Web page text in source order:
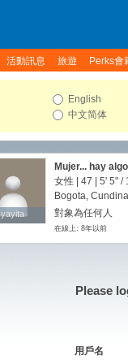
活動訊息 旅遊 Perks會
English
中文简体
yayita
yayita
Mujer... hay
女性 | 47 | 5' 5" /
Bogota,
對象為任何人
在線上: 8年以前
Please
用戶名